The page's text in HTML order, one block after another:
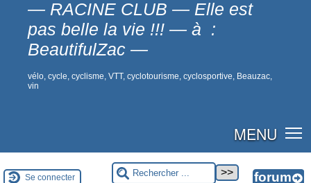
— RACINE CLUB — Elle est
pas belle la vie !!! — à :
BeautifulZac —
vélo, cycle, cyclisme, VTT, cyclotourisme, cyclosportive, Beauzac,
vin
MENU
Se connecter